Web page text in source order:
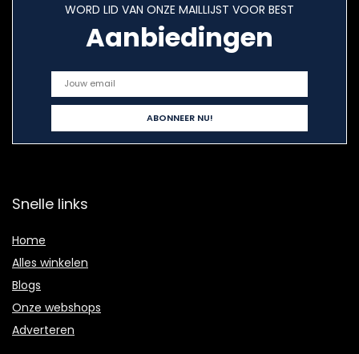
WORD LID VAN ONZE MAILLIJST VOOR BEST
Aanbiedingen
Snelle links
Home
Alles winkelen
Blogs
Onze webshops
Adverteren